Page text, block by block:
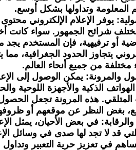
المعلومة وتداولها بشكل أوسع.
مختلفة من جميع أنحاء العالم.
بغض النظر عن موقعهم أو
في تعزيز حرية التعبير وتداول